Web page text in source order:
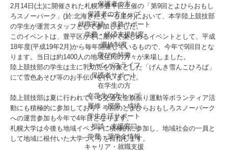
保護者の方
保護者の方トップ
就職実績・進路サポート
学費・経済支援制度
選抜制度
学びの特徴
キャンパスライフ
保護者サポート
在学生の方
在学生の方トップ
履修・授業・成績
学生生活サポート
相談・支援窓口
学費・奨学金情報
キャリア・就職支援
2月14日(土)に開催された札幌市豊平区主催の「第9回とよひらおもし
ろスノーパーク」(於:北海きたえーる屋外)において、本学陸上競技部
の学生が運営スタッフとして参加しました。
このイベントは、豊平区が冬に屋外で楽しめるイベントとして、平成
18年度(平成19年2月)から毎年開催しているもので、今年で9回目とな
ります。当日は約1400人の地域住民の方々が来場しました。
陸上競技部の学生は主に乳幼児を対象とした「げんき雪んこひろば」
にて雪色あそび等のお手伝いを行いました。
陸上競技部は夏に行われている交通安全旗振り運動等ボランティア活
動にも積極的に参加しており、今回のとよひらおもしろスノーパーク
への運営参加も今年で4年目となります。
札幌大学は今後も地域イベントに積極的に参加し、地域社会の一員と
して地域に根付いた大学づくりを目指します。